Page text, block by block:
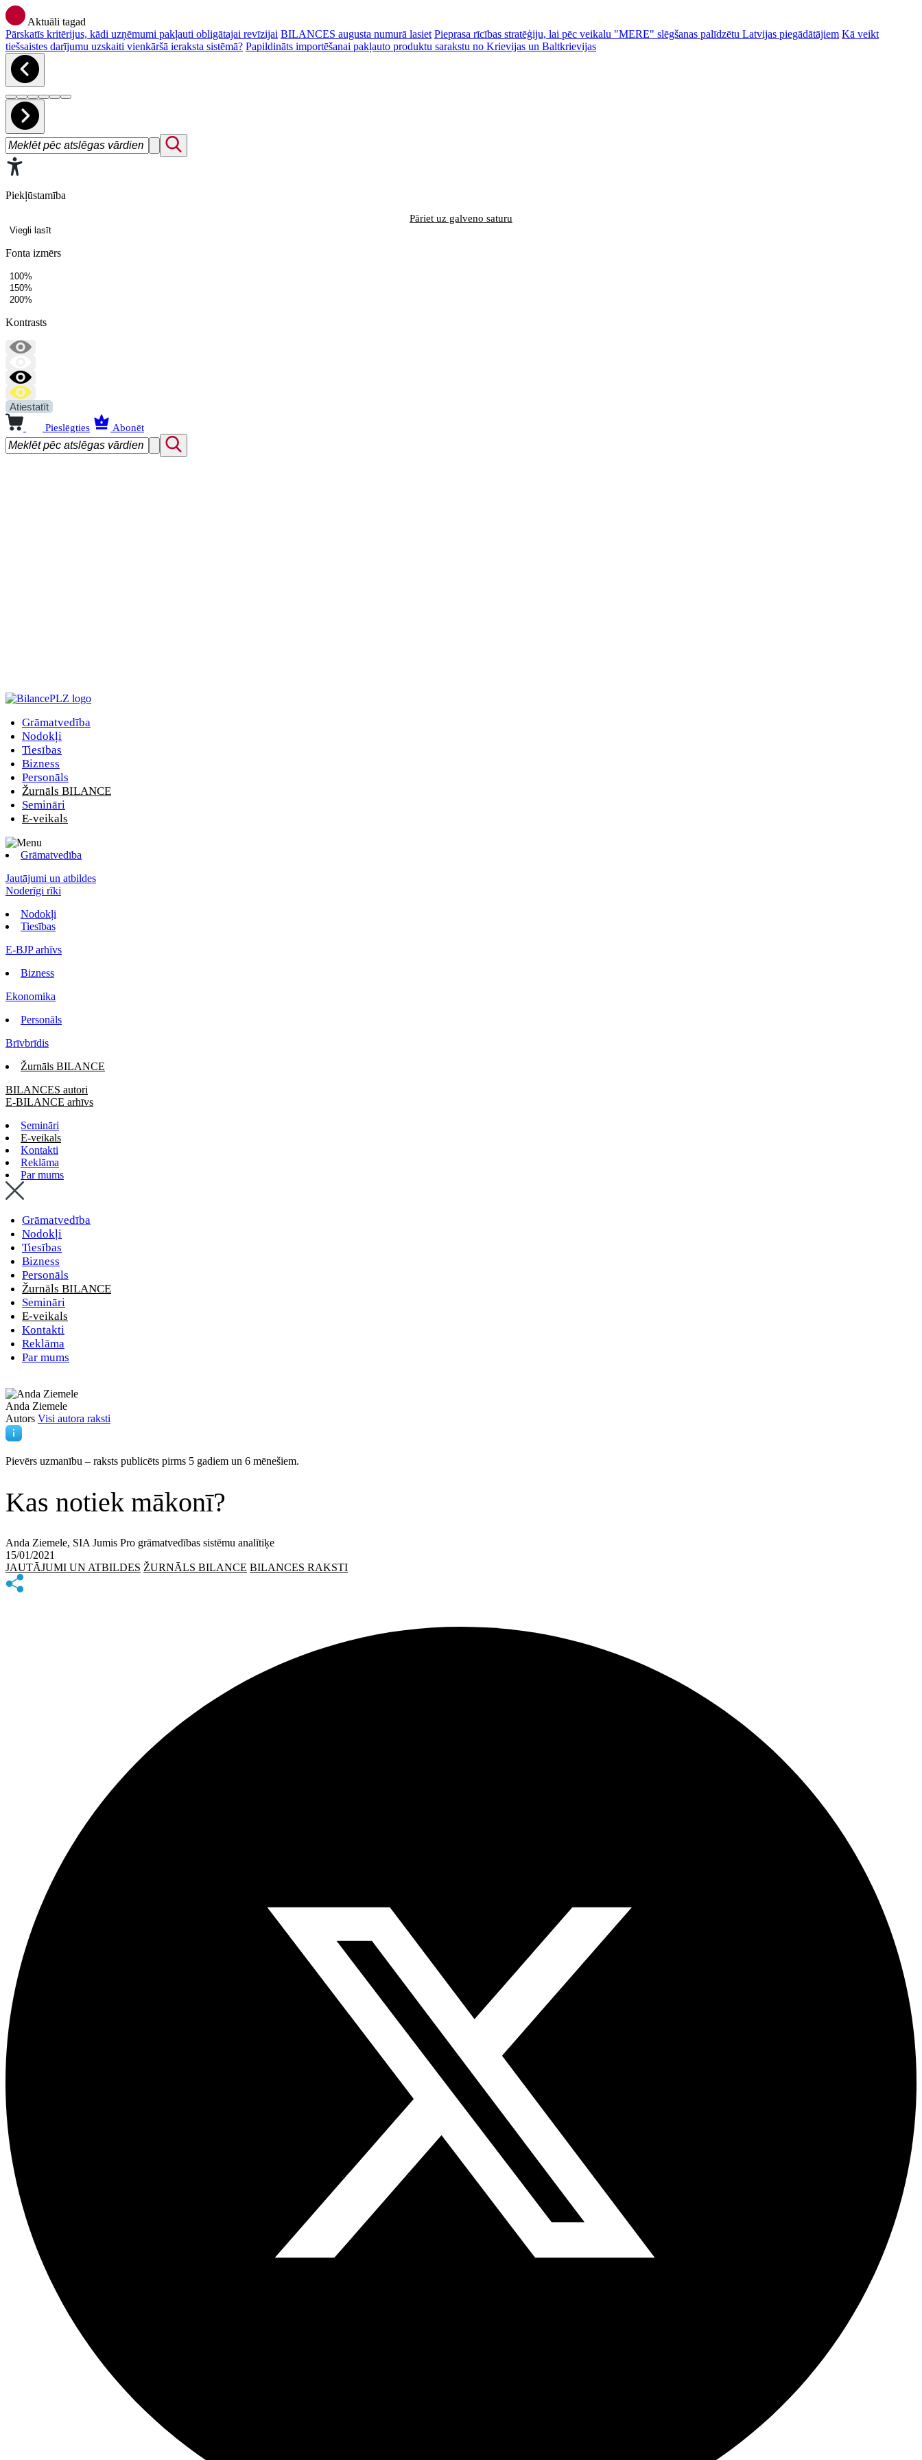
Aktuāli tagad
Pārskatīs kritērijus, kādi uzņēmumi pakļauti obligātajai revīzijai BILANCES augusta numurā lasiet Pieprasa rīcības stratēģiju, lai pēc veikalu "MERE" slēgšanas palīdzētu Latvijas piegādātājiem Kā veikt
tiešsaistes darījumu uzskaiti vienkāršā ieraksta sistēmā? Papildināts importēšanai pakļauto produktu sarakstu no Krievijas un Baltkrievijas
Piekļūstamība
Pāriet uz galveno saturu
Viegli lasīt
Fonta izmērs
100%
150%
200%
Kontrasts
Atiestatīt
Pieslēgties Abonēt
Grāmatvedība
Nodokļi
Tiesības
Bizness
Personāls
Žurnāls BILANCE
Semināri
E-veikals
Grāmatvedība
Jautājumi un atbildes
Noderīgi rīki
Nodokļi
Tiesības
E-BJP arhīvs
Bizness
Ekonomika
Personāls
Brīvbrīdis
Žurnāls BILANCE
BILANCES autori
E-BILANCE arhīvs
Semināri
E-veikals
Kontakti
Reklāma
Par mums
Grāmatvedība
Nodokļi
Tiesības
Bizness
Personāls
Žurnāls BILANCE
Semināri
E-veikals
Kontakti
Reklāma
Par mums
Anda Ziemele
Autors Visi autora raksti
Pievērs uzmanību – raksts publicēts pirms 5 gadiem un 6 mēnešiem.
Kas notiek mākonī?
Anda Ziemele, SIA Jumis Pro grāmatvedības sistēmu analītiķe
15/01/2021
JAUTĀJUMI UN ATBILDES ŽURNĀLS BILANCE BILANCES RAKSTI